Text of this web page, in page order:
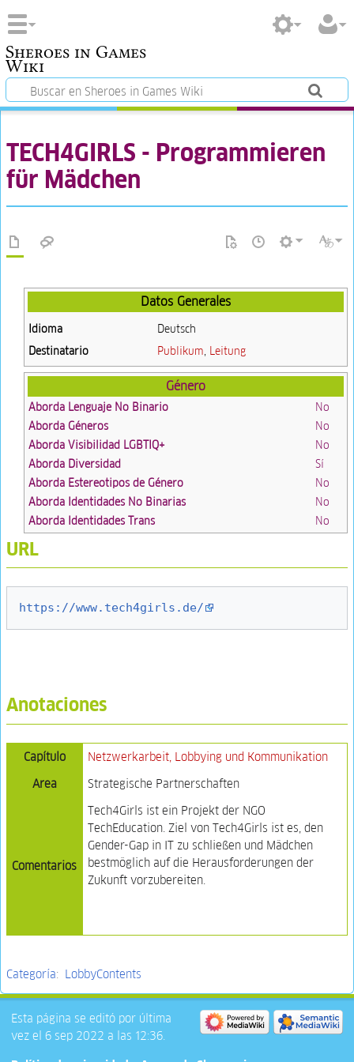
Sheroes in Games
Wiki
TECH4GIRLS - Programmieren
für Mädchen
Datos Generales
Idioma
Deutsch
Destinatario
Publikum, Leitung
Género
Aborda Lenguaje No Binario
No
Aborda Géneros
No
Aborda Visibilidad LGBTIQ+
No
Aborda Diversidad
Sí
Aborda Estereotipos de Género
No
Aborda Identidades No Binarias
No
Aborda Identidades Trans
No
URL
https://www.tech4girls.de/
Anotaciones
Capítulo
Netzwerkarbeit, Lobbying und Kommunikation
Area
Strategische Partnerschaften
Comentarios
Tech4Girls ist ein Projekt der NGO
TechEducation. Ziel von Tech4Girls ist es, den
Gender-Gap in IT zu schließen und Mädchen
bestmöglich auf die Herausforderungen der
Zukunft vorzubereiten.
Categoría: LobbyContents
Esta página se editó por última
vez el 6 sep 2022 a las 12:36.